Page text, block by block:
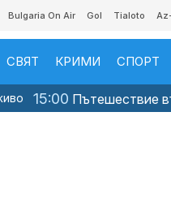
Bulgaria On Air Gol Tialoto
СВЯТ КРИМИ СПОРТ
15:00 Пътешествие